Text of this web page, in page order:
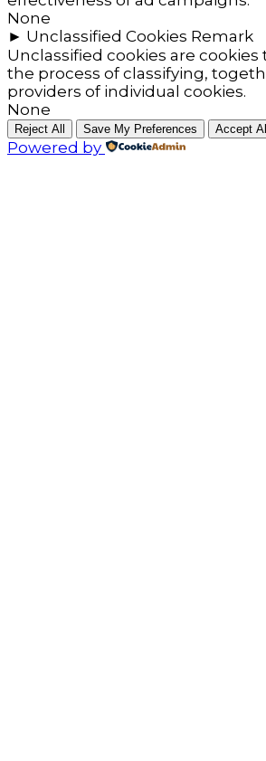
None
► Unclassified Cookies Remark
Unclassified cookies are cookies
the process of classifying,
providers of individual cookies.
None
Reject All Save My Preferences Accept All
Powered by